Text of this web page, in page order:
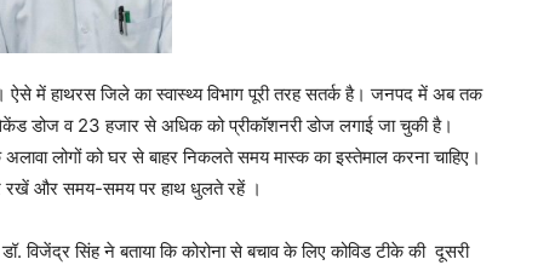
में हाथरस जिले का स्वास्थ्य विभाग पूरी तरह सतर्क है। जनपद में अब तक
डोज व 23 हजार से अधिक को प्रीकॉशनरी डोज लगाई जा चुकी है।
लोगों को घर से बाहर निकलते समय मास्क का इस्तेमाल करना चाहिए।
रखें और समय-समय पर हाथ धुलते रहें ।
विजेंद्र सिंह ने बताया कि कोरोना से बचाव के लिए कोविड टीके की दूसरी